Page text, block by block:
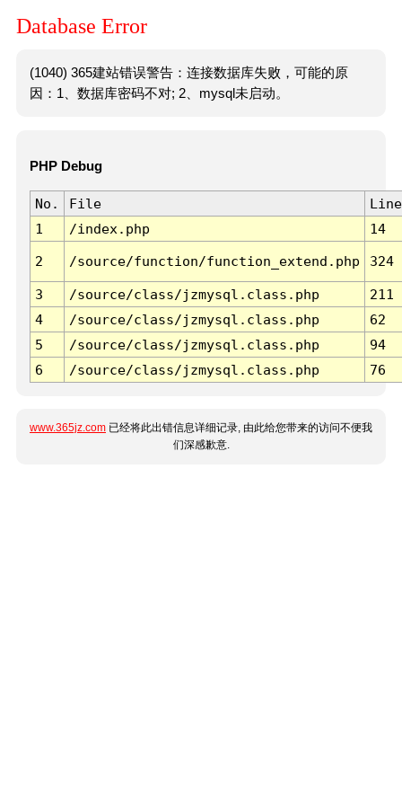
Database Error
(1040) 365建站错误警告：连接数据库失败，可能的原
因：1、数据库密码不对; 2、mysql未启动。
PHP Debug
No. File
Line
1
/index.php 14
2 /source/function/function_extend.php 324
3 /source/class/jzmysql.class.php
211
4
/source/class/jzmysql.class.php
62
5
/source/class/jzmysql.class.php
94
6
/source/class/jzmysql.class.php 76
www.365jz.com 已经将此出错信息详细记录, 由此给您带来的访问不便我
们深感歉意.